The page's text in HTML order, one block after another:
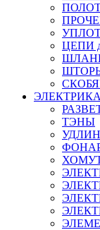
ЦЕПИ
ЭЛЕКТРИКА
ТЭНЫ